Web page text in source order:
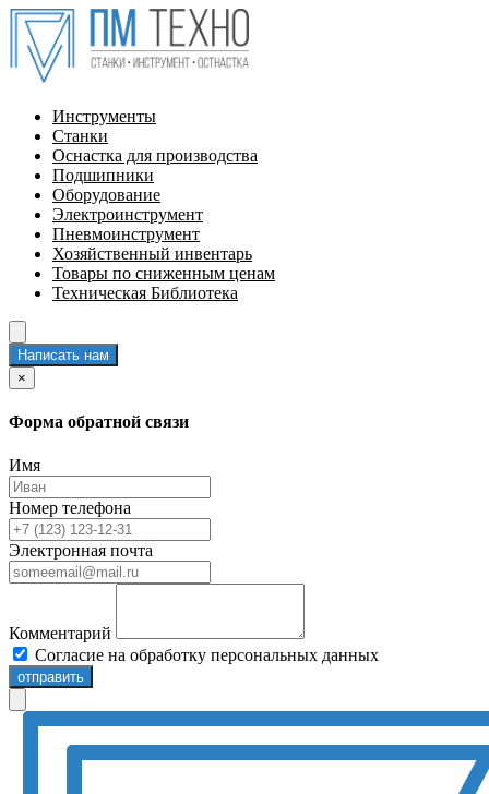
Инструменты
Станки
Оснастка для производства
Подшипники
Оборудование
Электроинструмент
Пневмоинструмент
Хозяйственный инвентарь
Товары по сниженным ценам
Техническая Библиотека
Написать нам
×
Форма обратной связи
Имя
Номер телефона
Электронная почта
Комментарий
Согласие на обработку персональных данных
отправить